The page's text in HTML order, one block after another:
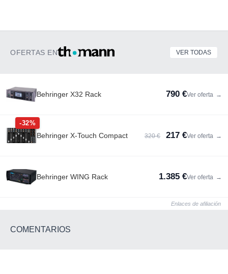
OFERTAS EN VER TODAS
Behringer X32 Rack 790 €Ver oferta →
-32%
Behringer X-Touch Compact 320 € 217 €Ver oferta →
Behringer WING Rack 1.385 €Ver oferta →
Enlaces de afiliación
COMENTARIOS